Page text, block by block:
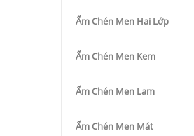
Ấm Chén Men Hai Lớp
Ấm Chén Men Kem
Ấm Chén Men Lam
Ấm Chén Men Mát